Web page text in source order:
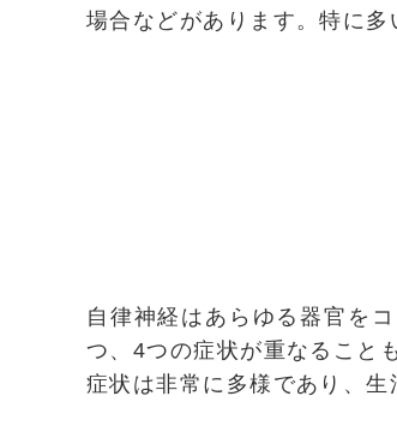
場合などがあります。特に多
自律神経はあらゆる器官を
つ、4つの症状が重なること
症状は非常に多様であり、